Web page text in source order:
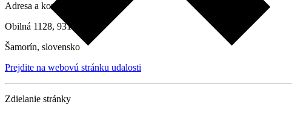
Adresa a kontaktné údaje
Obilná 1128, 93101
Šamorín, slovensko
Prejdite na webovú stránku udalosti
Zdielanie stránky